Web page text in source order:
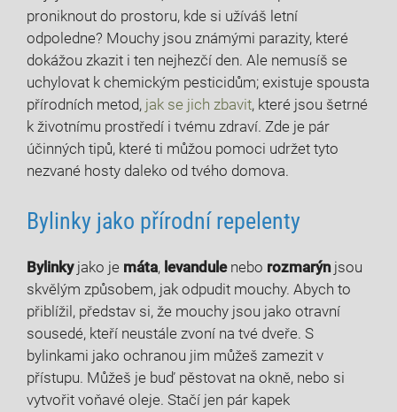
proniknout do prostoru, kde si užíváš letní
odpoledne? Mouchy jsou známými parazity, které
dokážou zkazit i ten nejhezčí den. Ale nemusíš se
uchylovat k chemickým pesticidům; existuje spousta
přírodních metod, jak se jich zbavit, které jsou šetrné
k životnímu prostředí i tvému zdraví. Zde je pár
účinných tipů, které ti můžou pomoci udržet tyto
nezvané hosty daleko od tvého domova.
Bylinky jako přírodní repelenty
Bylinkyjako je máta, levandulenebo rozmarýnjsou
skvělým způsobem, jak odpudit mouchy. Abych to
přiblížil, představ si, že mouchy jsou jako otravní
sousedé, kteří neustále zvoní na tvé dveře. S
bylinkami jako ochranou jim můžeš zamezit v
přístupu. Můžeš je buď pěstovat na okně, nebo si
vytvořit voňavé oleje. Stačí jen pár kapek